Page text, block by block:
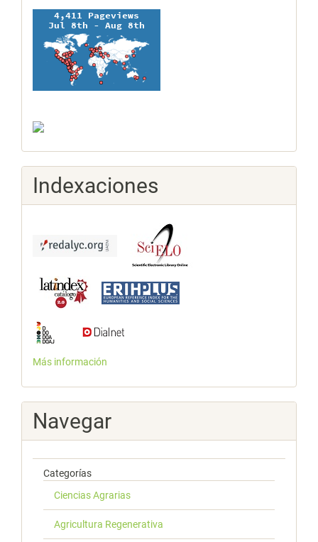
Indexaciones
Más información
Navegar
Categorías
Ciencias Agrarias
Agricultura Regenerativa